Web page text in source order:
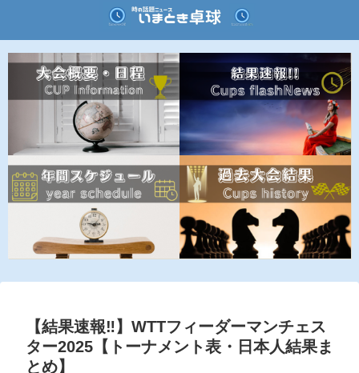
【結果速報‼︎】WTTフィーダーマンチェス
ター2025【トーナメント表・日本人結果ま
とめ】